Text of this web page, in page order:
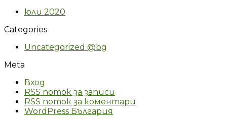
юли 2020
Categories
Uncategorized @bg
Meta
Вход
RSS поток за записи
RSS поток за коментари
WordPress България